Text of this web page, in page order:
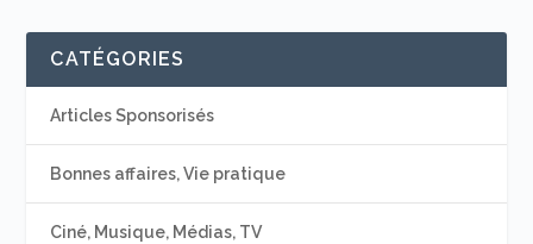
CATÉGORIES
Articles Sponsorisés
Bonnes affaires, Vie pratique
Ciné, Musique, Médias, TV